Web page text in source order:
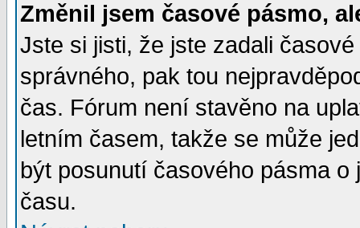
Změnil jsem časové pásmo,
Jste si jisti, že jste zadali
správného, pak tou
čas. Fórum není stavěno na
letním časem, takže se může
být posunutí časového pásma
času.